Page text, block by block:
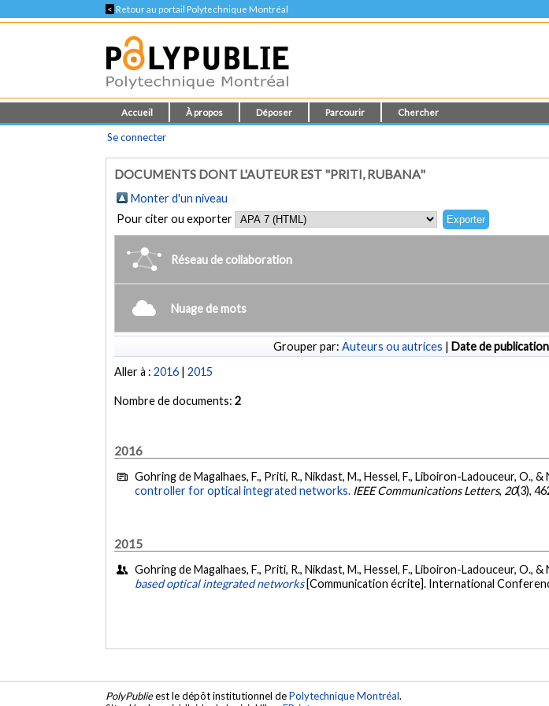
< Retour au portail Polytechnique Montréal
Accueil À propos Déposer Parcourir Chercher
Se connecter
DOCUMENTS DONT L'AUTEUR EST "PRITI, RUBANA"
Monter d'un niveau
Pour citer ou exporter
Réseau de collaboration
Nuage de mots
Grouper par: Auteurs ou autrices | Date de publication
Aller à :2016 |2015
Nombre de documents:2
2016
Gohring de Magalhaes, F., Priti, R., Nikdast, M., Hessel, F., Liboiron-Ladouceur, O.,
controller for optical integrated networks. IEEE Communications Letters, 20(3),
2015
Gohring de Magalhaes, F., Priti, R., Nikdast, M., Hessel, F., Liboiron-Ladouceur, O.,
based optical integrated networks [Communication écrite]. International
PolyPublieest le dépôt institutionnel dePolytechnique Montréal.